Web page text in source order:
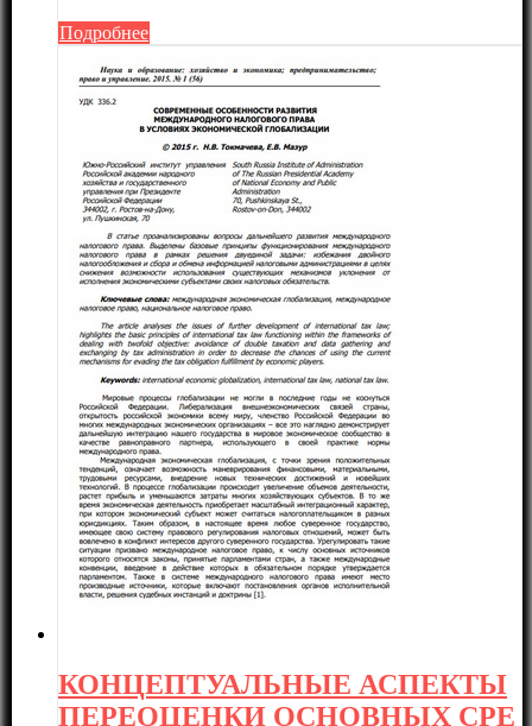
Подробнее
КОНЦЕПТУАЛЬНЫЕ АСПЕКТЫ
ПЕРЕОЦЕНКИ ОСНОВНЫХ СРЕ